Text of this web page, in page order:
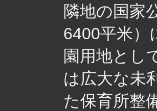
隣地の国家
6400平米）
園用地とし
は広大な未
た保育所整